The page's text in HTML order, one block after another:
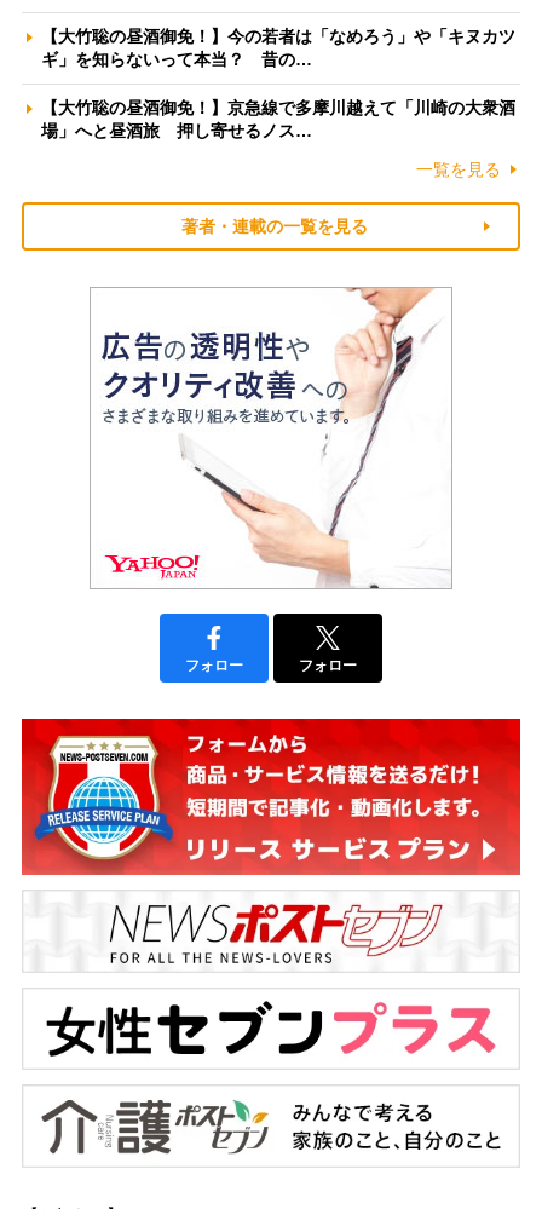
【大竹聡の昼酒御免！】今の若者は「なめろう」や「キヌカツ
ギ」を知らないって本当？ 昔の…
【大竹聡の昼酒御免！】京急線で多摩川越えて「川崎の大衆酒
場」へと昼酒旅 押し寄せるノス…
一覧を見る
著者・連載の一覧を見る
フォロー フォロー